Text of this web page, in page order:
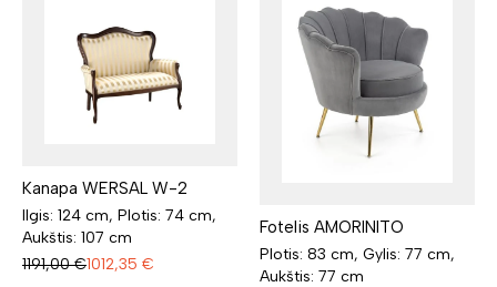
Kanapa WERSAL W-2
Ilgis: 124 cm, Plotis: 74 cm,
Aukštis: 107 cm
1191,00 €1012,35 €
Fotelis AMORINITO
Plotis: 83 cm, Gylis: 77 cm,
Aukštis: 77 cm